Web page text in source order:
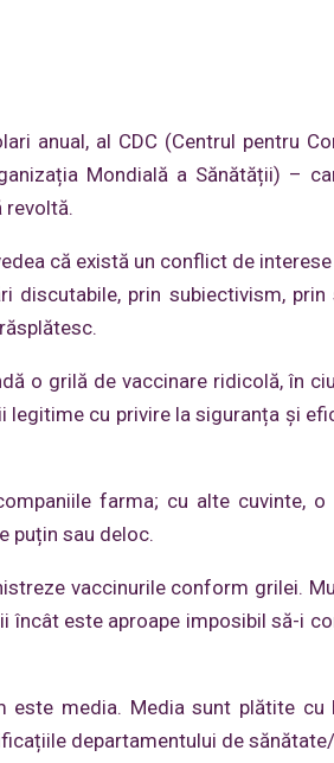
anual, al CDC (Centrul pentru
Mondială a Sănătății) –
revoltă.
că există un conflict de
discutabile, prin subiectivism,
o grilă de vaccinare ridicolă, în
legitime cu privire la siguranța și
farma; cu alte cuvinte, o
puțin sau deloc.
vaccinurile conform grilei.
încât este aproape imposibil să-i
este media. Media sunt plătite cu
departamentului de sănătate/